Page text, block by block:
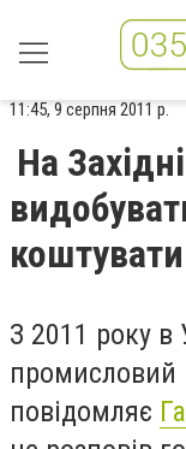
11:45, 9 серпня 2011 р.
На
З 2011 року в
промисловий
повідомляє